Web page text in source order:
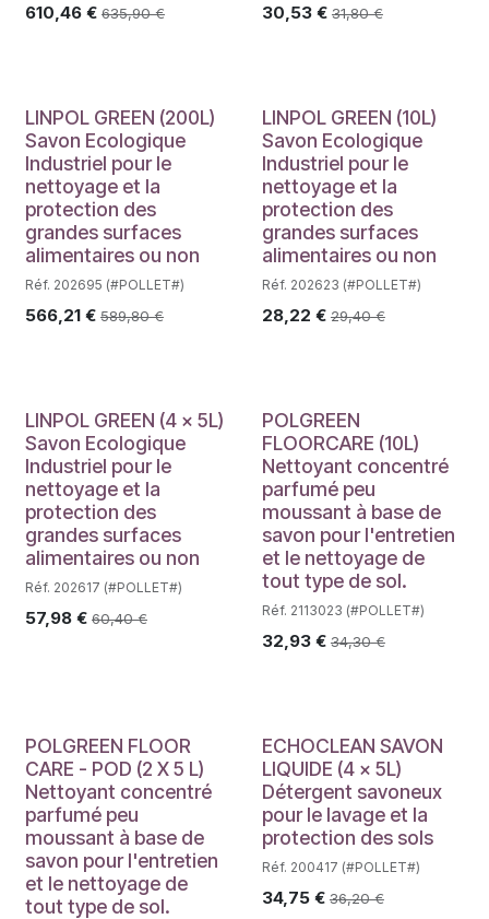
610,46 € 635,90€ 30,53€ 31,80€
LINPOL GREEN (200L)
Savon Ecologique
Industriel pour le
nettoyage et la
protection des
grandes surfaces
alimentaires ou non
Réf. 202695 (#POLLET#)
566,21 € 589,80€
LINPOL GREEN (10L)
Savon Ecologique
Industriel pour le
nettoyage et la
protection des
grandes surfaces
alimentaires ou non
Réf. 202623 (#POLLET#)
28,22 € 29,40€
LINPOL GREEN (4 x 5L)
Savon Ecologique
Industriel pour le
nettoyage et la
protection des
grandes surfaces
alimentaires ou non
Réf. 202617 (#POLLET#)
57,98 € 60,40€
POLGREEN
FLOORCARE (10L)
Nettoyant concentré
parfumé peu
moussant à base de
savon pour l'entretien
et le nettoyage de
tout type de sol.
Réf. 2113023 (#POLLET#)
32,93€ 34,30€
POLGREEN FLOOR
CARE - POD (2 X 5 L)
Nettoyant concentré
parfumé peu
moussant à base de
savon pour l'entretien
et le nettoyage de
tout type de sol.
ECHOCLEAN SAVON
LIQUIDE (4 x 5L)
Détergent savoneux
pour le lavage et la
protection des sols
Réf. 200417 (#POLLET#)
34,75€ 36,20€